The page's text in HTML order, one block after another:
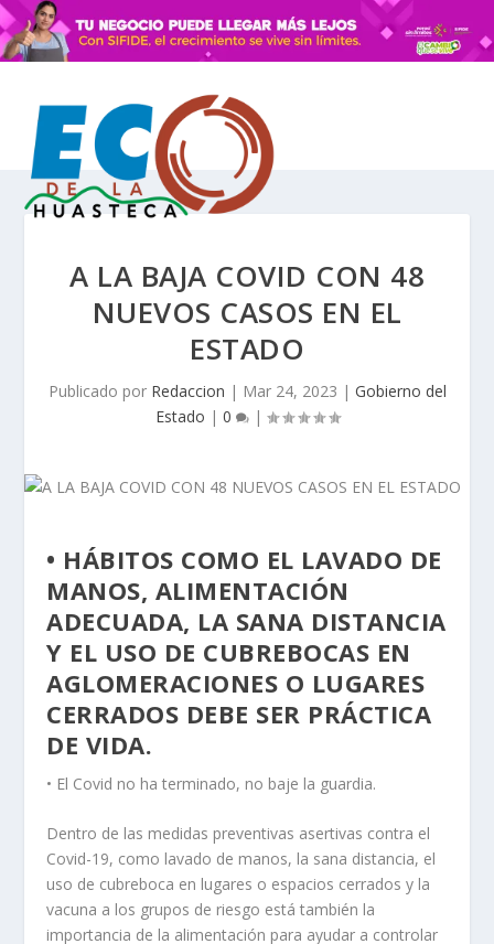
A LA BAJA COVID CON 48
NUEVOS CASOS EN EL
ESTADO
Publicado por Redaccion | Mar 24, 2023 | Gobierno del
Estado | 0 |
• HÁBITOS COMO EL LAVADO DE
MANOS, ALIMENTACIÓN
ADECUADA, LA SANA DISTANCIA
Y EL USO DE CUBREBOCAS EN
AGLOMERACIONES O LUGARES
CERRADOS DEBE SER PRÁCTICA
DE VIDA.
• El Covid no ha terminado, no baje la guardia.
Dentro de las medidas preventivas asertivas contra el
Covid-19, como lavado de manos, la sana distancia, el
uso de cubreboca en lugares o espacios cerrados y la
vacuna a los grupos de riesgo está también la
importancia de la alimentación para ayudar a controlar